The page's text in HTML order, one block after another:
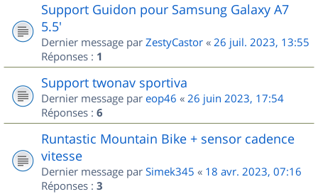
Support Guidon pour Samsung Galaxy A7
5.5'
Dernier message par ZestyCastor « 26 juil. 2023, 13:55
Réponses : 1
Support twonav sportiva
Dernier message par eop46 « 26 juin 2023, 17:54
Réponses : 6
Runtastic Mountain Bike + sensor cadence
vitesse
Dernier message par Simek345 « 18 avr. 2023, 07:16
Réponses : 3